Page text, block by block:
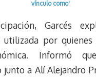
vínculo como'
Garcés
utilizada por
Informó
junto a Alí Alejandro